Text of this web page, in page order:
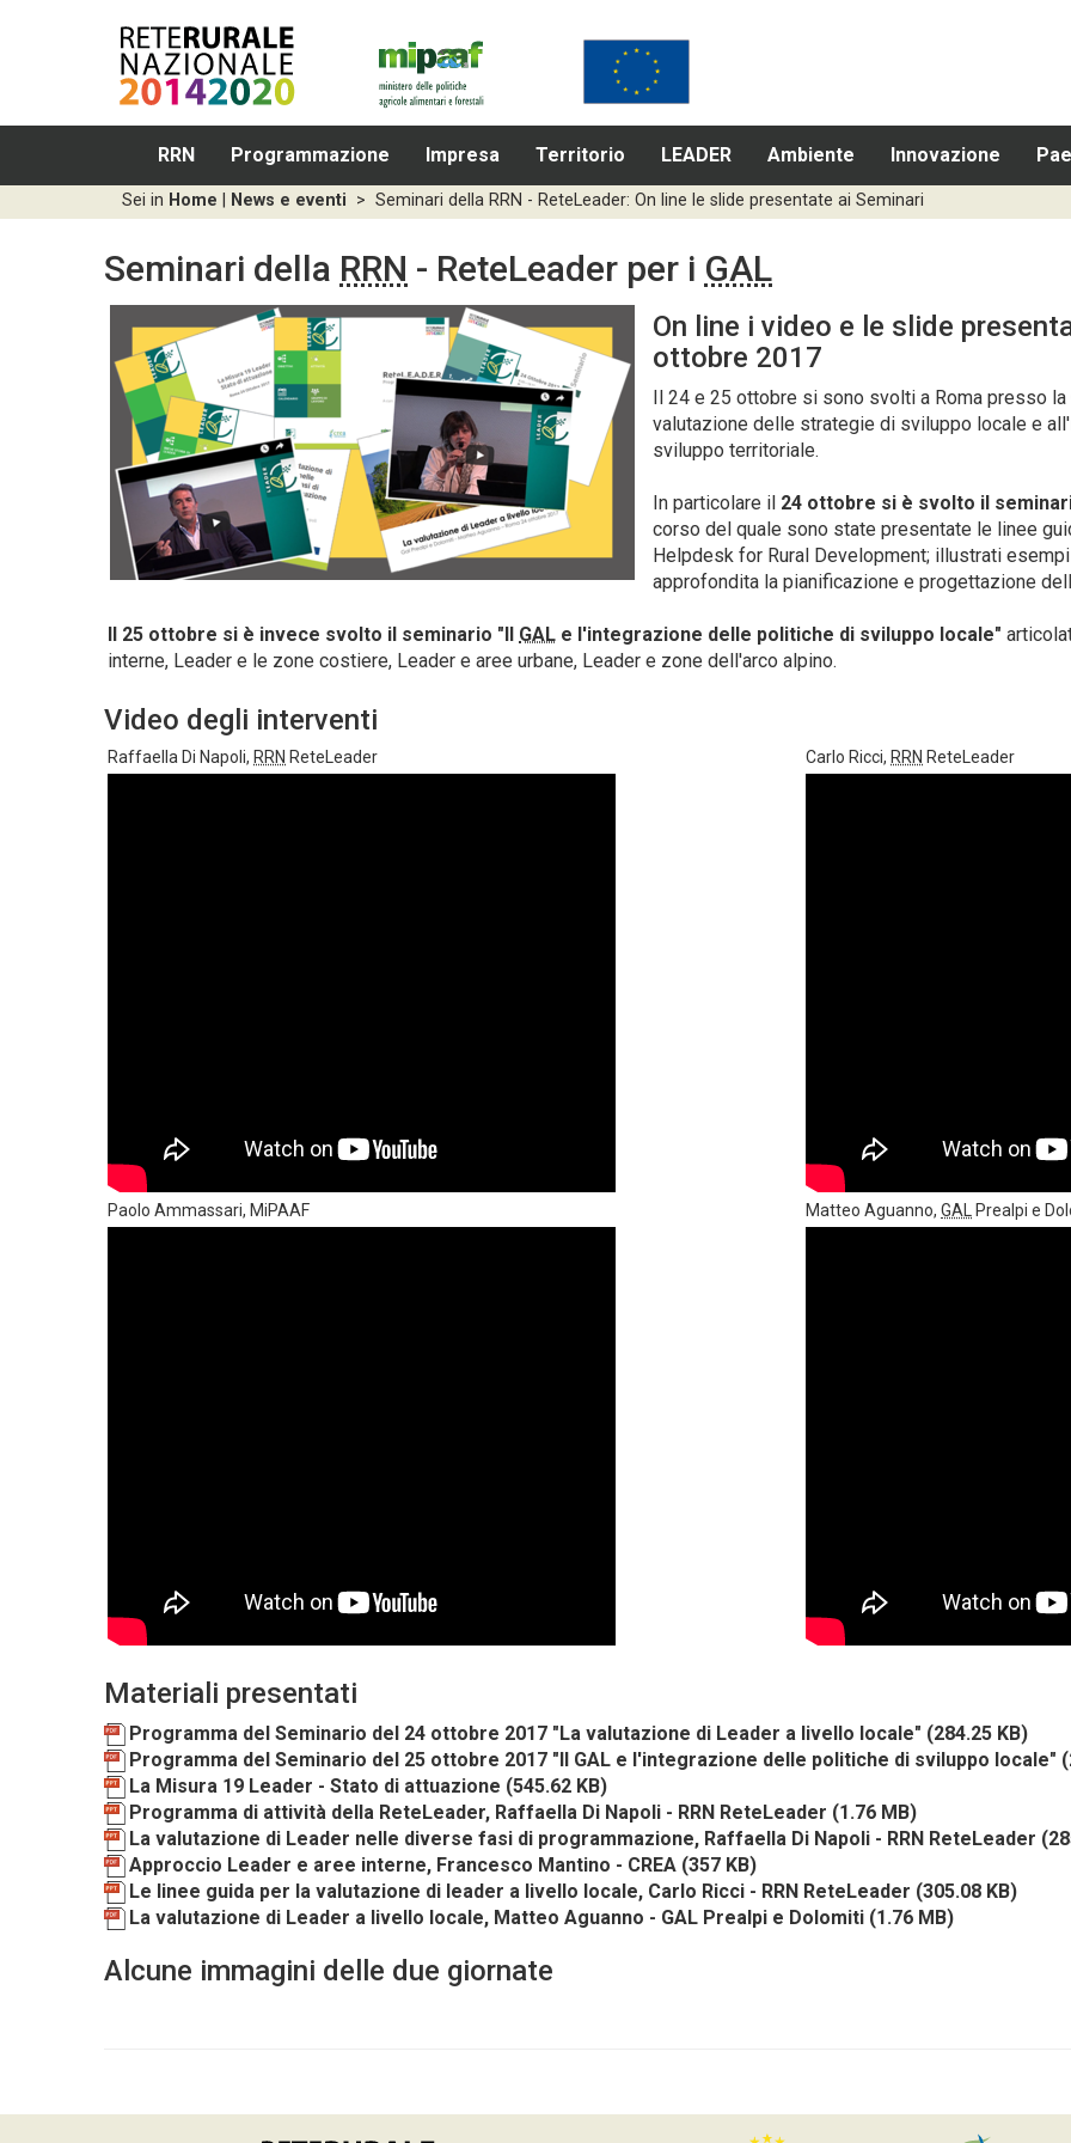
RRN Programmazione Impresa Territorio LEADER Ambiente Innovazione
Sei in Home News e eventi > Seminari della RRN - ReteLeader: On line le slide presentate ai Seminari
Seminari della RRN - ReteLeader per i GAL
On line i video e le slide
ottobre 2017
Il 24 e 25 ottobre si sono svolti a Roma presso
valutazione delle strategie di sviluppo locale e
sviluppo territoriale.
In particolare il 24 ottobre si è svolto il
corso del quale sono state presentate le linee
Helpdesk for Rural Development; illustrati
approfondita la pianificazione e progettazione
Il 25 ottobre si è invece svolto il seminario "Il GAL e l'integrazione delle politiche di sviluppo locale"
interne, Leader e le zone costiere, Leader e aree urbane, Leader e zone dell'arco alpino.
Video degli interventi
Raffaella Di Napoli, RRN ReteLeader Carlo Ricci, RRN ReteLeader
Paolo Ammassari, MiPAAF Matteo Aguanno, GAL Prealpi e
Materiali presentati
Programma del Seminario del 24 ottobre 2017 "La valutazione di Leader a livello locale" (284.25 KB)
Programma del Seminario del 25 ottobre 2017 "Il GAL e l'integrazione delle politiche di sviluppo locale"
La Misura 19 Leader - Stato di attuazione (545.62 KB)
Programma di attività della ReteLeader, Raffaella Di Napoli - RRN ReteLeader (1.76 MB)
La valutazione di Leader nelle diverse fasi di programmazione, Raffaella Di Napoli - RRN ReteLeader
Approccio Leader e aree interne, Francesco Mantino - CREA (357 KB)
Le linee guida per la valutazione di leader a livello locale, Carlo Ricci - RRN ReteLeader (305.08 KB)
La valutazione di Leader a livello locale, Matteo Aguanno - GAL Prealpi e Dolomiti (1.76 MB)
Alcune immagini delle due giornate